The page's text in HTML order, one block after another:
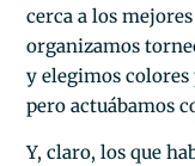
cerca a los
organizamos
y elegimos colores
pero actuábamos
Y, claro, los que